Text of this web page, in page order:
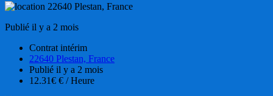
22640 Plestan, France
Publié il y a 2 mois
Contrat intérim
22640 Plestan, France
Publié il y a 2 mois
12.31€ € / Heure